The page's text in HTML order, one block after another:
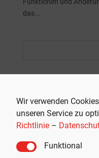
Wir verwenden
unseren Service zu
Richtlinie –
Funktional
das...
Launch-Manager
195.000 Kilometer:
Tesla-FSD in Europa